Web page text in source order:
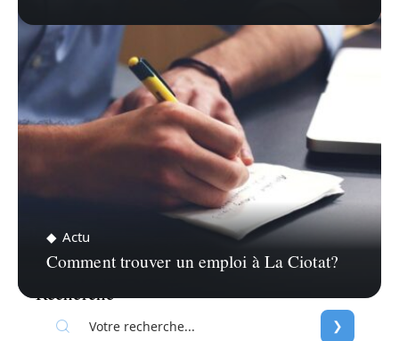
Actu
Comment trouver un emploi à La Ciotat?
Recherche